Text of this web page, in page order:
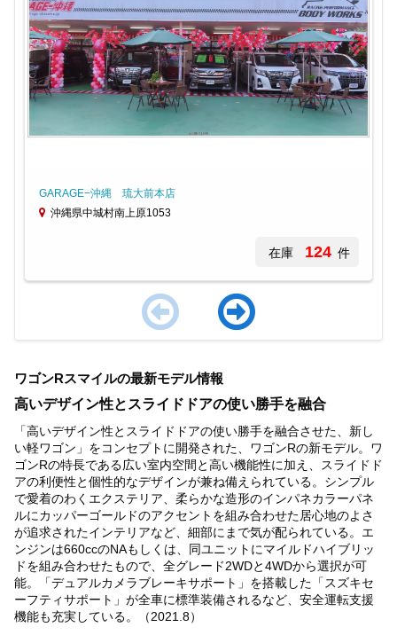
GARAGE−沖縄 琉大前本店
沖縄県中城村南上原1053
在庫 124 件
of
2
ワゴンRスマイルの最新モデル情報
高いデザイン性とスライドドアの使い勝手を融合
「高いデザイン性とスライドドアの使い勝手を融合させた、新し
い軽ワゴン」をコンセプトに開発された、ワゴンRの新モデル。ワ
ゴンRの特長である広い室内空間と高い機能性に加え、スライドド
アの利便性と個性的なデザインが兼ね備えられている。シンプル
で愛着のわくエクステリア、柔らかな造形のインパネカラーパネ
ルにカッパーゴールドのアクセントを組み合わせた居心地のよさ
が追求されたインテリアなど、細部にまで気が配られている。エ
ンジンは660ccのNAもしくは、同ユニットにマイルドハイブリッ
ドを組み合わせたもので、全グレード2WDと4WDから選択が可
能。「デュアルカメラブレーキサポート」を搭載した「スズキセ
ーフティサポート」が全車に標準装備されるなど、安全運転支援
機能も充実している。（2021.8）